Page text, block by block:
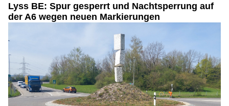
Lyss BE: Spur gesperrt und Nachtsperrung auf
der A6 wegen neuen Markierungen